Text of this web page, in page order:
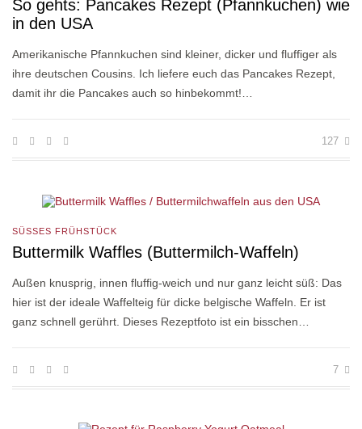
So gehts: Pancakes Rezept (Pfannkuchen) wie
in den USA
Amerikanische Pfannkuchen sind kleiner, dicker und fluffiger als
ihre deutschen Cousins. Ich liefere euch das Pancakes Rezept,
damit ihr die Pancakes auch so hinbekommt!…
127
SÜSSES FRÜHSTÜCK
Buttermilk Waffles (Buttermilch-Waffeln)
Außen knusprig, innen fluffig-weich und nur ganz leicht süß: Das
hier ist der ideale Waffelteig für dicke belgische Waffeln. Er ist
ganz schnell gerührt. Dieses Rezeptfoto ist ein bisschen…
7